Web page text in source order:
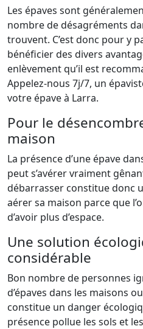
Les épaves sont
nombre de désagréments
trouvent. C’est donc pour y
bénéficier des divers
enlèvement qu’il est
Appelez-nous 7j/7, un
votre épave à Larra.
Pour le
maison
La présence d’une épave
peut s’avérer vraiment
débarrasser constitue donc
aérer sa maison parce que
d’avoir plus d’espace.
Une solution
considérable
Bon nombre de personnes
d’épaves dans les maisons
constitue un danger
présence pollue les sols et